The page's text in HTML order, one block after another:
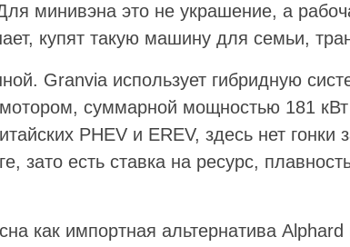
минивэна это не украшение, а
купят такую машину для семьи,
Granvia использует гибридную
суммарной мощностью 181 кВт
PHEV и EREV, здесь нет гонки
зато есть ставка на ресурс,
как импортная альтернатива